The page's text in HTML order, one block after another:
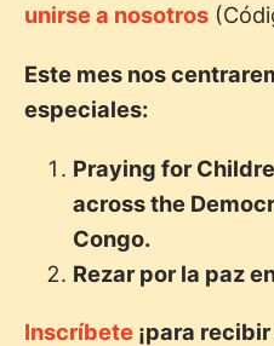
unirse a nosotros
Este mes nos
especiales:
Praying for
across the
Congo.
Rezar por la paz
Inscríbete ¡para